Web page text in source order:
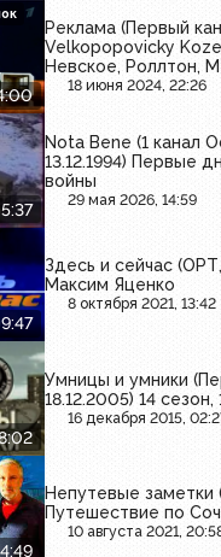
Реклама (Первый
Velkopopovicky
Невское, Роллтон,
бочка, Даниссимо,
18 июня 2024, 22:26
Nota Bene (1 канал
13.12.1994) Первые
войны
29 мая 2026, 14:59
Здесь и сейчас
Максим Яценко
8 октября 2021, 13:42
Умницы и умники
18.12.2005) 14 сезон,
16 декабря 2015,
Непутевые заметки
Путешествие по
10 августа 2021,